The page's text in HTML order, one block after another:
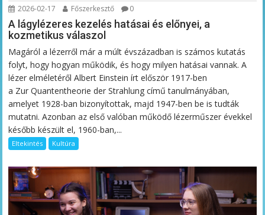
2026-02-17 Főszerkesztő 0
A lágylézeres kezelés hatásai és előnyei, a
kozmetikus válaszol
Magáról a lézerről már a múlt évszázadban is számos kutatás
folyt, hogy hogyan működik, és hogy milyen hatásai vannak. A
lézer elméletéről Albert Einstein írt először 1917-ben
a Zur Quantentheorie der Strahlung című tanulmányában,
amelyet 1928-ban bizonyítottak, majd 1947-ben be is tudták
mutatni. Azonban az első valóban működő lézerműszer évekkel
később készült el, 1960-ban,...
Eltekintés Kultúra